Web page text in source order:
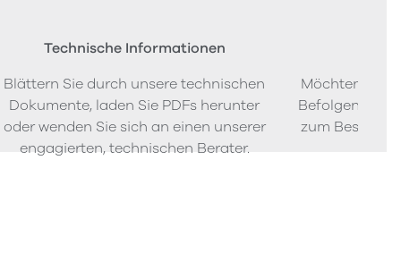
Technische Informationen
Blättern Sie durch unsere technischen
Dokumente, laden Sie PDFs herunter
oder wenden Sie sich an einen unserer
engagierten, technischen Berater.
Möchten Sie
Befolgen Sie
zum